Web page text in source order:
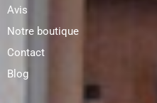
Avis
Notre boutique
Contact
Blog